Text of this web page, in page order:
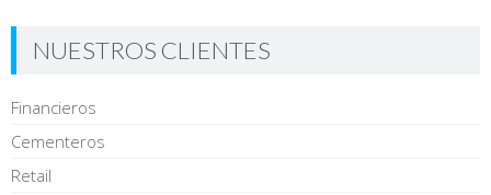
NUESTROS CLIENTES
Financieros
Cementeros
Retail